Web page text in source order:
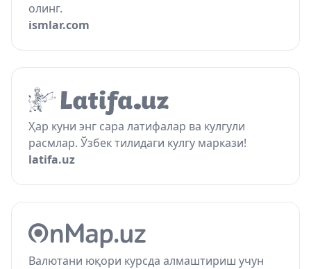
олинг.
ismlar.com
Ҳар куни энг сара латифалар ва кулгули
расмлар. Ўзбек тилидаги кулгу маркази!
latifa.uz
Валютани юқори курсда алмаштириш учун